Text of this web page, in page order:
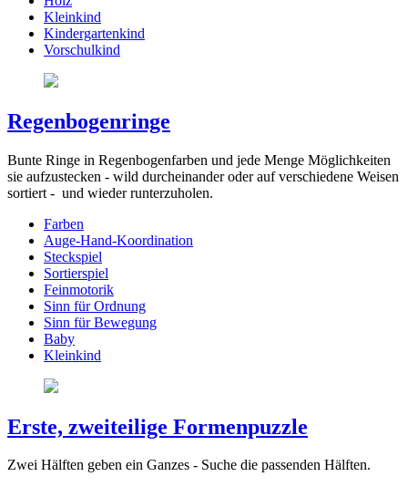
Kleinkind
Kindergartenkind
Vorschulkind
Regenbogenringe
Bunte Ringe in Regenbogenfarben und jede Menge Möglichkeiten
sie aufzustecken - wild durcheinander oder auf verschiedene Weisen
sortiert - und wieder runterzuholen.
Farben
Auge-Hand-Koordination
Steckspiel
Sortierspiel
Feinmotorik
Sinn für Ordnung
Sinn für Bewegung
Baby
Kleinkind
Erste, zweiteilige Formenpuzzle
Zwei Hälften geben ein Ganzes - Suche die passenden Hälften.